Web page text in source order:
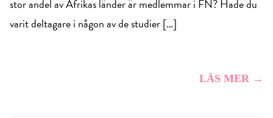
stor andel av Afrikas länder är medlemmar i FN? Hade du
varit deltagare i någon av de studier […]
LÄS MER →